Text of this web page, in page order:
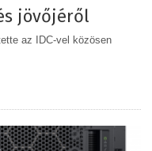
jövőjéről
az IDC-vel közösen